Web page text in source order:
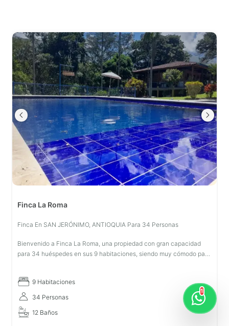
1
Finca La Roma
Finca En SAN JERÓNIMO, ANTIOQUIA Para 34 Personas
Bienvenido a Finca La Roma, una propiedad con gran capacidad
para 34 huéspedes en sus 9 habitaciones, siendo muy cómodo para
9 Habitaciones
34 Personas
12 Baños